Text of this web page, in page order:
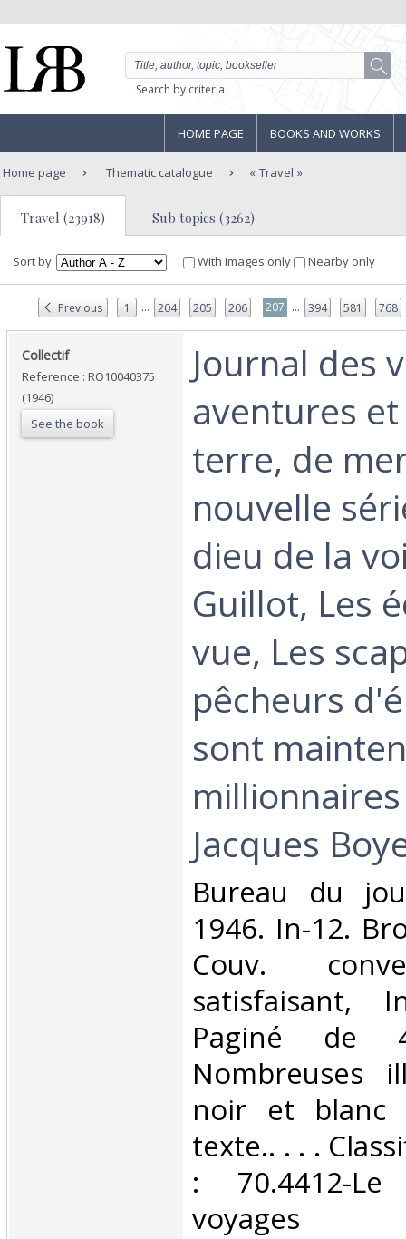
Search by criteria
HOME PAGE BOOKS AND WORKS
Home page Thematic catalogue Travel
Travel (23918) Sub topics (3262)
Sort by With images only Nearby only
Previous 1 ... 204 205 206 207 ... 394 581 768
‎Collectif‎
Reference : RO10040375
(1946)
See the book
‎Journal des
aventures
terre, de
nouvelle
dieu de la
Guillot, Les
vue, Les
pêcheurs
sont
Jacques
‎Bureau du
1946. In-12.
Couv.
satisfaisant,
Paginé de
Nombreuses
noir et blanc
texte.. . . .
: 70.4412-
voyages‎